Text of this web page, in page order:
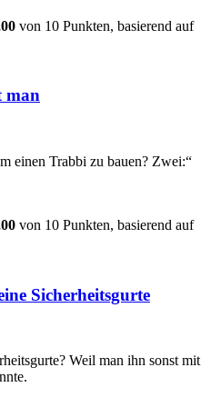
von 10 Punkten, basierend auf
man
einen Trabbi zu bauen? Zwei:“
von 10 Punkten, basierend auf
Sicherheitsgurte
Weil man ihn sonst mit